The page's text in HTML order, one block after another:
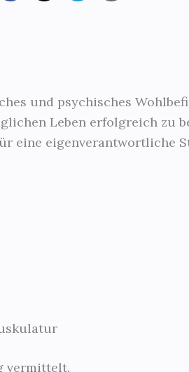
und psychisches
Leben erfolgreich zu
eine eigenverantwortliche
vermittelt.